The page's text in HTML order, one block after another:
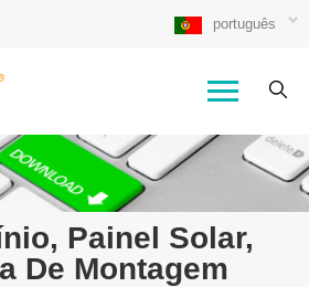
português
Painel Solar,
De Montagem